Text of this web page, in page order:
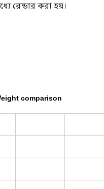
রেন্ডার করা হয়।